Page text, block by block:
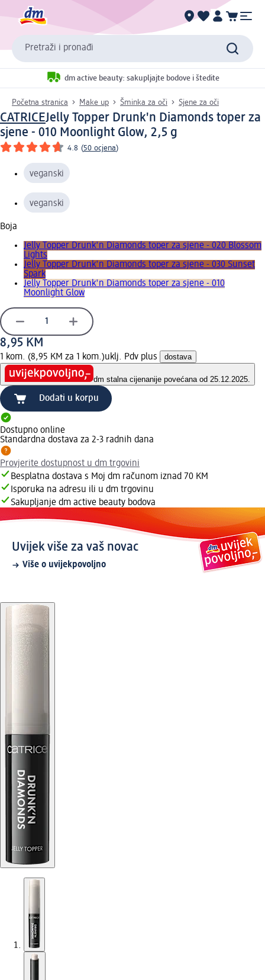
Pretraži i pronađi
dm active beauty: sakupljajte bodove i štedite
Početna stranica Make up Šminka za oči Sjene za oči
CATRICEJelly Topper Drunk'n Diamonds toper za
sjene - 010 Moonlight Glow, 2,5 g
4.8 (50 ocjena)
veganski
veganski
Boja
Jelly Topper Drunk'n Diamonds toper za sjene - 020 Blossom
Lights
Jelly Topper Drunk'n Diamonds toper za sjene - 030 Sunset
Spark
Jelly Topper Drunk'n Diamonds toper za sjene - 010
Moonlight Glow
8,95 KM
1 kom. (8,95 KM za 1 kom.)uklj. Pdv plus dostava
dm stalna cijenanije povećana od 25.12.2025.
Dodati u korpu
Dostupno online
Standardna dostava za 2-3 radnih dana
Provjerite dostupnost u dm trgovini
Besplatna dostava s Moj dm računom iznad 70 KM
Isporuka na adresu ili u dm trgovinu
Sakupljanje dm active beauty bodova
Uvijek više za vaš novac
Više o uvijekpovoljno